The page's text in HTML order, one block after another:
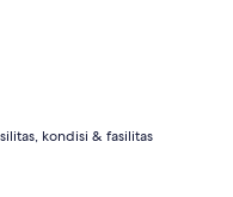
kondisi & fasilitas